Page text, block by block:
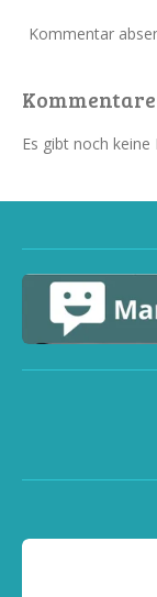
Kommentar
Kommentare
Es gibt noch